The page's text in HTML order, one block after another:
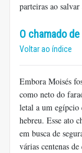
parteiras ao
O chamado
Voltar ao índice
Embora Moisés
como neto do
letal a um egípcio
hebreu. Esse ato
em busca de
várias centenas